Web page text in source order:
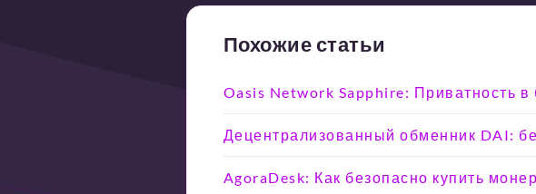
Похожие статьи
Oasis Network Sapphire: Приватность в
Децентрализованный обменник DAI:
AgoraDesk: Как безопасно купить